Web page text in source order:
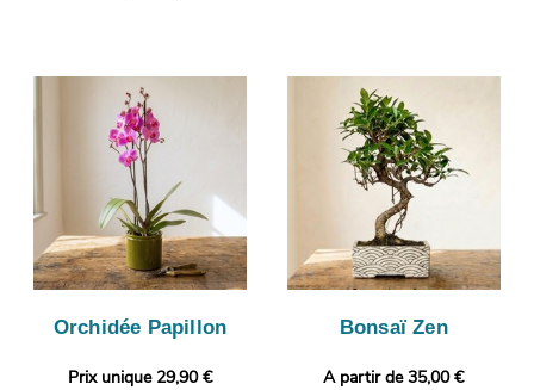
Orchidée Papillon
Prix unique 29,90 €
Bonsaï Zen
A partir de 35,00 €